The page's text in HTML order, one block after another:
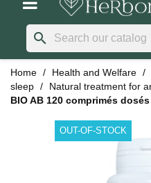
search
Home Health and Welfare
sleep
Natural treatment for
BIO AB 120 comprimés dosés
OUT-OF-STOCK